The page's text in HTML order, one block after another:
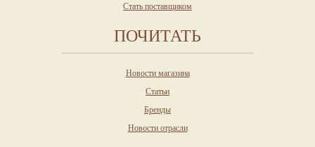
Стать поставщиком
ПОЧИТАТЬ
Новости магазина
Статьи
Бренды
Новости отрасли